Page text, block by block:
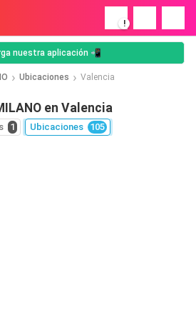
!
nuestra aplicación 📲
Ubicaciones Valencia
en Valencia
1 Ubicaciones 105